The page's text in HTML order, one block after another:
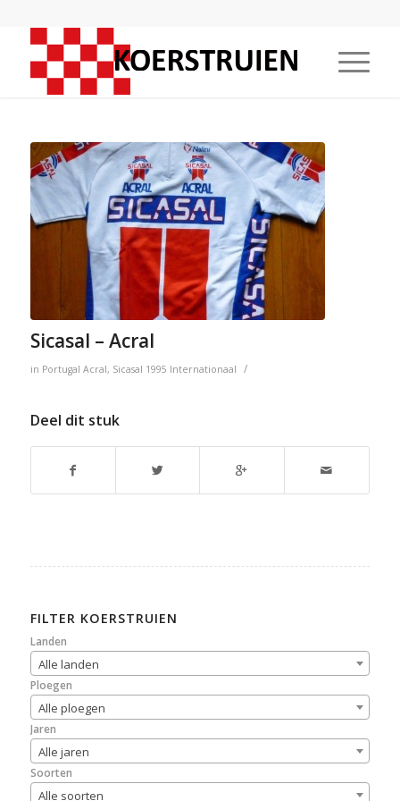
Sicasal – Acral
in Portugal Acral, Sicasal 1995 Internationaal /
Deel dit stuk
FILTER KOERSTRUIEN
Landen
Alle landen
Ploegen
Alle ploegen
Jaren
Alle jaren
Soorten
Alle soorten